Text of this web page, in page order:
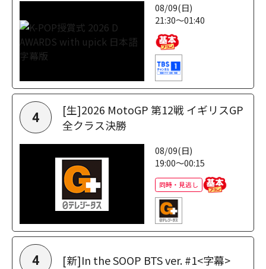
08/09(日)
21:30～01:40
4
[生]2026 MotoGP 第12戦 イギリスGP
全クラス決勝
08/09(日)
19:00～00:15
同時・見逃し
4 [新]In the SOOP BTS ver. #1<字幕>